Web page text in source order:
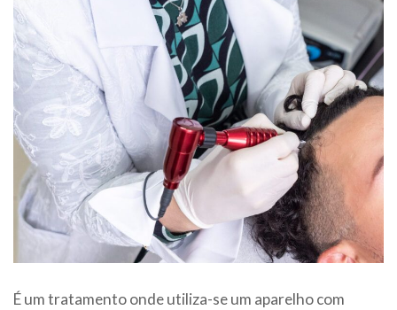
É um tratamento onde utiliza-se um aparelho com